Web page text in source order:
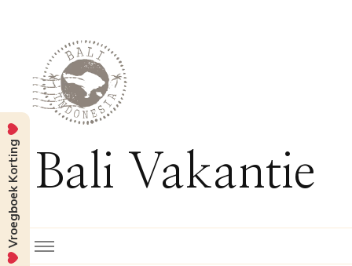
Bali Vakantie
Vroegboek Korting